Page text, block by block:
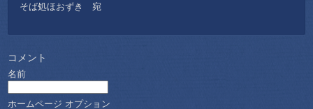
そば処ほおずき 宛
コメント
名前
ホームページ オプション